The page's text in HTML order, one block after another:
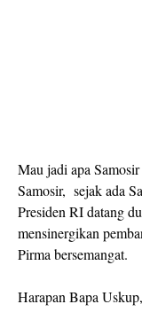
Mau jadi apa
Samosir, sejak ada
Presiden RI datang
mensinergikan
Pirma bersemangat.
Harapan Bapa